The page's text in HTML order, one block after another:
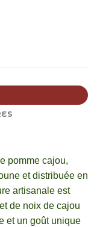
pomme cajou,
et distribuée en
artisanale est
de noix de cajou
et un goût unique